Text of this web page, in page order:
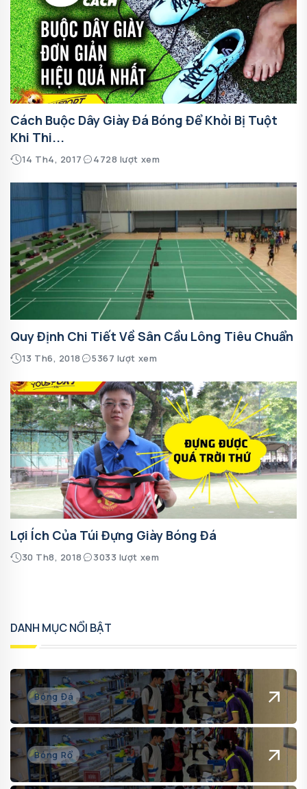
Cách Buộc Dây Giày Đá Bóng Để Khỏi Bị Tuột
Khi Thi...
14 Th4, 2017 4728 lượt xem
Quy Định Chi Tiết Về Sân Cầu Lông Tiêu Chuẩn
13 Th6, 2018 5367 lượt xem
Lợi Ích Của Túi Đựng Giày Bóng Đá
30 Th8, 2018 3033 lượt xem
DANH MỤC NỔI BẬT
Bóng Đá
Bóng Rổ